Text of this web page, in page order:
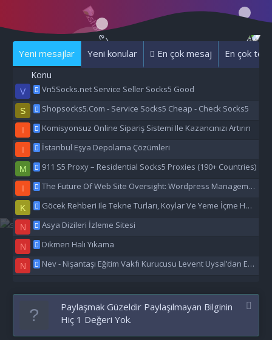
Yeni mesajlar Yeni konular En çok mesaj En çok
Konu
V Vn5Socks.net Service Seller Socks5 Good
S Shopsocks5.Com - Service Socks5 Cheap - Check Socks5
I Komisyonsuz Online Sipariş Sistemi Ile Kazancınızı Artırın
I İstanbul Eşya Depolama Çözümleri
M 911 S5 Proxy – Residential Socks5 Proxies (190+ Countries)
I The Future Of Web Site Oversight: Wordpress Management Aı
K Göcek Rehberi Ile Tekne Turları, Koylar Ve Yeme İçme Hakkında Eşsiz Bilgiler
N Asya Dizileri İzleme Sitesi
N Dikmen Halı Yıkama
N Nev - Nişantaşı Eğitim Vakfı Kurucusu Levent Uysal’dan Eğitime Büyük Destek
Paylaşmak Güzeldir Paylaşılmayan Bilginin
Hiç 1 Değeri Yok.